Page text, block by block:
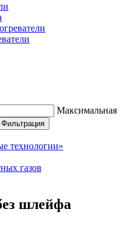
Максимальная
Фильтрация
газов
шлейфа